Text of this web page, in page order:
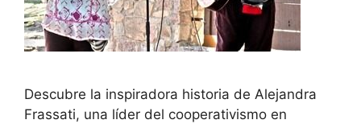
Descubre la inspiradora historia de Alejandra
Frassati, una líder del cooperativismo en